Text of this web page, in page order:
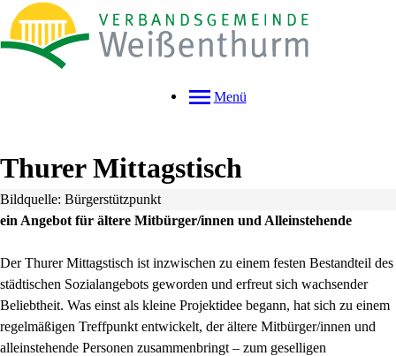
Menü
Thurer Mittagstisch
Bildquelle: Bürgerstützpunkt
ein Angebot für ältere Mitbürger/innen und Alleinstehende
Der Thurer Mittagstisch ist inzwischen zu einem festen Bestandteil des
städtischen Sozialangebots geworden und erfreut sich wachsender
Beliebtheit. Was einst als kleine Projektidee begann, hat sich zu einem
regelmäßigen Treffpunkt entwickelt, der ältere Mitbürger/innen und
alleinstehende Personen zusammenbringt – zum geselligen